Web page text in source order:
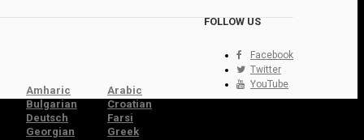
FOLLOW US
Facebook
Twitter
YouTube
Amharic
Arabic
Bulgarian
Croatian
Deutsch
Farsi
Georgian
Greek